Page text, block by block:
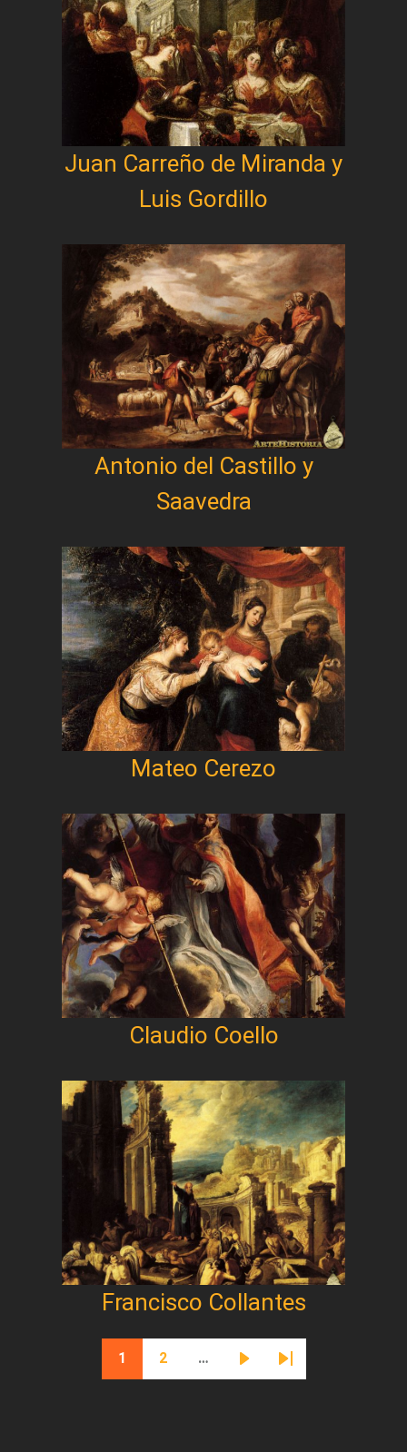
Juan Carreño de Miranda y
Luis Gordillo
Antonio del Castillo y
Saavedra
Mateo Cerezo
Claudio Coello
Francisco Collantes
Paginación
Página actual
1
Página
2 …
Siguiente página
Última página